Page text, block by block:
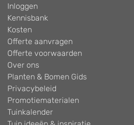
Inloggen
Kennisbank
Kosten
Offerte aanvragen
Offerte voorwaarden
Over ons
Planten & Bomen Gids
Privacybeleid
Promotiematerialen
Tuinkalender